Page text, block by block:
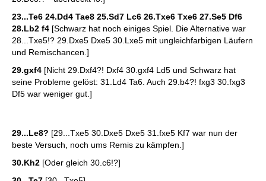
23...Te6 24.Dd4 Tae8 25.Sd7 Lc6 26.Txe6 Txe6 27.Se5 Df6
28.Lb2 f4 [Schwarz hat noch einiges Spiel. Die Alternative war
28...Txe5!? 29.Dxe5 Dxe5 30.Lxe5 mit ungleichfarbigen Läufern
und Remischancen.]
29.gxf4 [Nicht 29.Dxf4?! Dxf4 30.gxf4 Ld5 und Schwarz hat
seine Probleme gelöst: 31.Ld4 Ta6. Auch 29.b4?! fxg3 30.fxg3
Df5 war weniger gut.]
29...Le8? [29...Txe5 30.Dxe5 Dxe5 31.fxe5 Kf7 war nun der
beste Versuch, noch ums Remis zu kämpfen.]
30.Kh2 [Oder gleich 30.c6!?]